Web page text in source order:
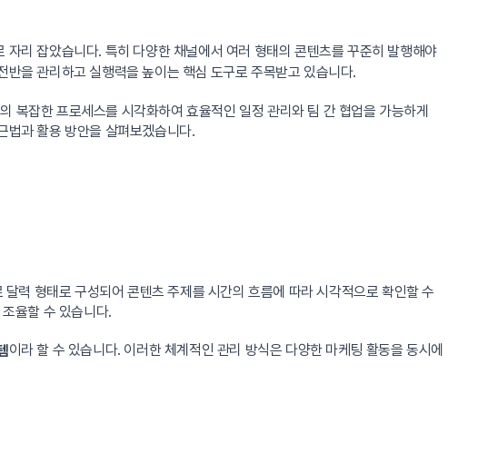
자리 잡았습니다. 특히 다양한 채널에서 여러 형태의 콘텐츠를 꾸준히 발행해야
반을 관리하고 실행력을 높이는 핵심 도구로 주목받고 있습니다.
복잡한 프로세스를 시각화하여 효율적인 일정 관리와 팀 간 협업을 가능하게
법과 활용 방안을 살펴보겠습니다.
력 형태로 구성되어 콘텐츠 주제를 시간의 흐름에 따라 시각적으로 확인할 수
율할 수 있습니다.
이라 할 수 있습니다. 이러한 체계적인 관리 방식은 다양한 마케팅 활동을 동시에